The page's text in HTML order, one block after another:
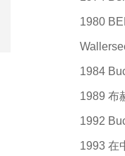
1980
1984
1989 布
1992
1993 在